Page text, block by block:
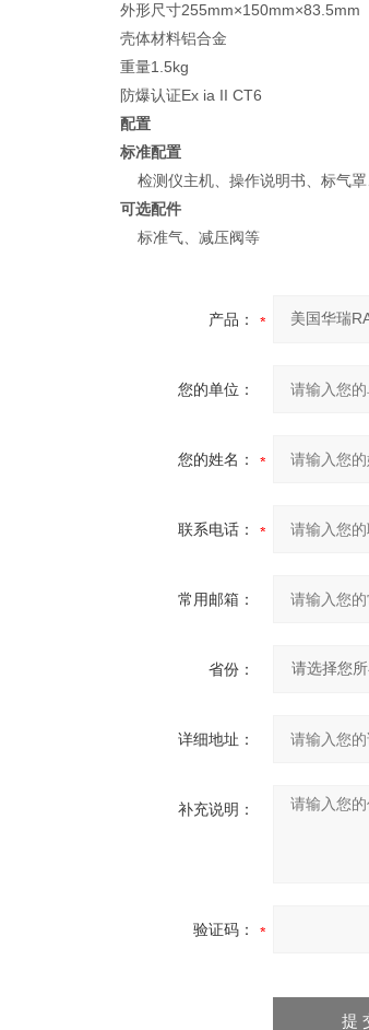
外形尺寸255mm×150mm×83.5mm
壳体材料铝合金
重量1.5kg
防爆认证Ex ia II CT6
配置
标准配置
检测仪主机、操作说明书、标气罩
可选配件
标准气、减压阀等
产品：
您的单位：
您的姓名：
联系电话：
常用邮箱：
省份：
详细地址：
补充说明：
验证码：